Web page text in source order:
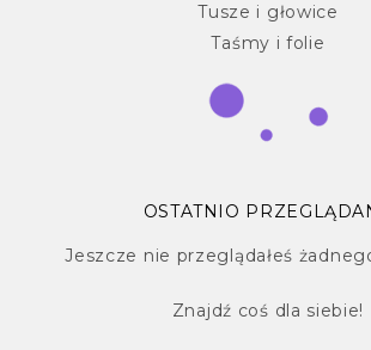
Tusze i głowice
Taśmy i folie
OSTATNIO
Jeszcze nie przeglądałeś
Znajdź coś dla siebie!